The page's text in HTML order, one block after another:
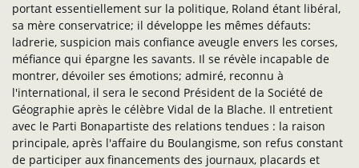
portant essentiellement sur la politique, Roland étant libéral,
sa mère conservatrice; il développe les mêmes défauts:
ladrerie, suspicion mais confiance aveugle envers les corses,
méfiance qui épargne les savants. Il se révèle incapable de
montrer, dévoiler ses émotions; admiré, reconnu à
l'international, il sera le second Président de la Société de
Géographie après le célèbre Vidal de la Blache. Il entretient
avec le Parti Bonapartiste des relations tendues : la raison
principale, après l'affaire du Boulangisme, son refus constant
de participer aux financements des journaux, placards et